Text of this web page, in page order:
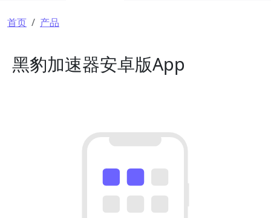
面包屑
首页 产品
黑豹加速器安卓版App